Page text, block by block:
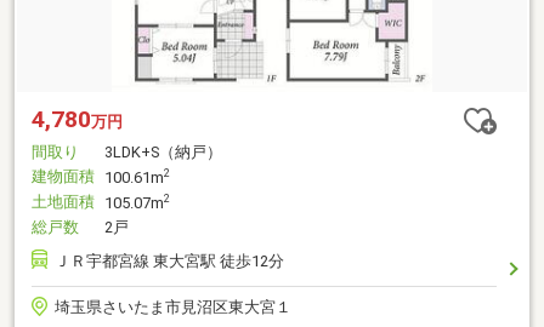
4,780万円
間取り
3LDK+S（納戸）
建物面積 100.61m2
土地面積 105.07m2
総戸数
2戸
ＪＲ宇都宮線 東大宮駅 徒歩12分
埼玉県さいたま市見沼区東大宮１